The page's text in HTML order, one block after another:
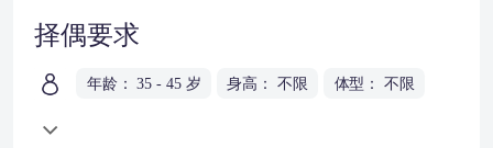
择偶要求
年龄： 35 - 45 岁 身高： 不限 体型： 不限